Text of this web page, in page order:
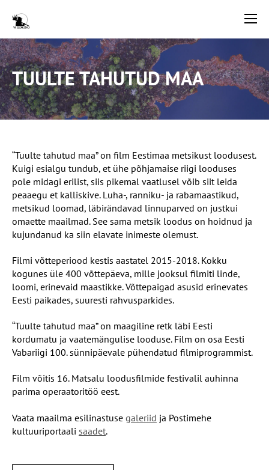
TUULTE TAHUTUD MAA
“Tuulte tahutud maa” on film Eestimaa metsikust loodusest.
Kuigi esialgu tundub, et ühe põhjamaise riigi looduses
pole midagi erilist, siis pikemal vaatlusel võib siit leida
peaaegu et kalliskive. Luha-, ranniku- ja rabamaastikud,
metsikud loomad, läbirändavad linnuparved on justkui
omaette maailmad. See sama metsik loodus on hoidnud ja
kujundanud ka siin elavate inimeste olemust.
Filmi võtteperiood kestis aastatel 2015-2018. Kokku
kogunes üle 400 võttepäeva, mille jooksul filmiti linde,
loomi, erinevaid maastikke. Võttepaigad asusid erinevates
Eesti paikades, suuresti rahvusparkides.
“Tuulte tahutud maa” on maagiline retk läbi Eesti
kordumatu ja vaatemängulise looduse. Film on osa Eesti
Vabariigi 100. sünnipäevale pühendatud filmiprogrammist.
Film võitis 16. Matsalu loodusfilmide festivalil auhinna
parima operaatoritöö eest.
Vaata maailma esilinastuse galeriid ja Postimehe
kultuuriportaali saadet.